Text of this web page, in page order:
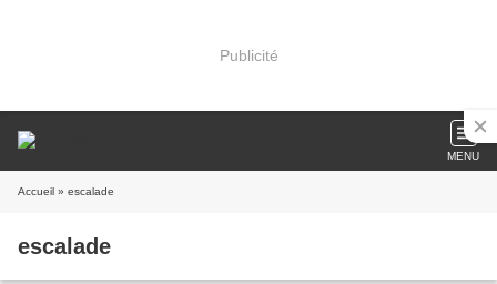
Publicité
MENU
Accueil » escalade
escalade